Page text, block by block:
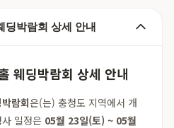
딩박람회 상세 안내
웨딩박람회 상세 안내
람회은(는) 충청도 지역에서 개
일정은 05월 23일(토) ~ 05월